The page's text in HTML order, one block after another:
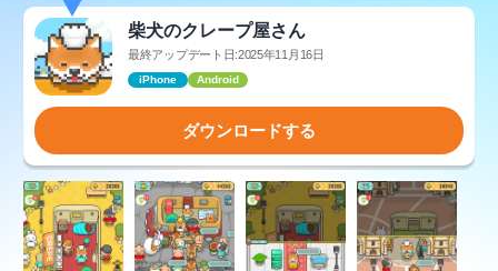
柴犬のクレープ屋さん
最終アップデート日:2025年11月16日
iPhone Android
ダウンロードする